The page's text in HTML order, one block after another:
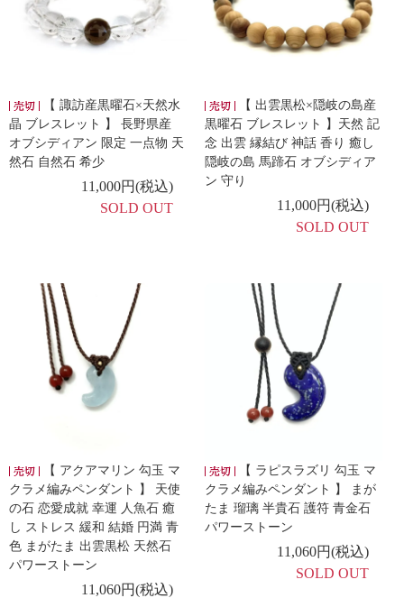
【 諏訪産黒曜石×天然水
晶 ブレスレット 】 長野県産
オブシディアン 限定 一点物 天
然石 自然石 希少
11,000円(税込)
SOLD OUT
【 出雲黒松×隠岐の島産
黒曜石 ブレスレット 】天然 記
念 出雲 縁結び 神話 香り 癒し
隠岐の島 馬蹄石 オブシディア
ン 守り
11,000円(税込)
SOLD OUT
【 アクアマリン 勾玉 マ
クラメ編みペンダント 】 天使
の石 恋愛成就 幸運 人魚石 癒
し ストレス 緩和 結婚 円満 青
色 まがたま 出雲黒松 天然石
パワーストーン
11,060円(税込)
【 ラピスラズリ 勾玉 マ
クラメ編みペンダント 】 まが
たま 瑠璃 半貴石 護符 青金石
パワーストーン
11,060円(税込)
SOLD OUT